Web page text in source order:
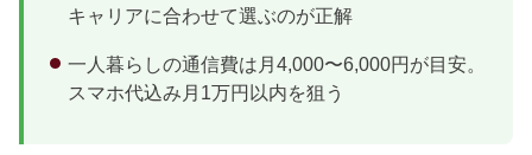
キャリアに合わせて選ぶのが正解
一人暮らしの通信費は月4,000〜6,000円が目安。
スマホ代込み月1万円以内を狙う